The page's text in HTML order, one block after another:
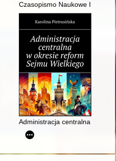
na śmierć : bł. Anastazy Pankiewicz
Czasopismo Naukowe
Cz. 3,
Administracja centralna w
Pańskiego w Szczekocinach